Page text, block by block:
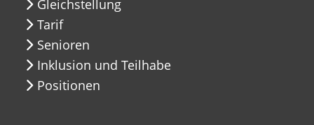
Gleichstellung
Tarif
Senioren
Inklusion und Teilhabe
Positionen